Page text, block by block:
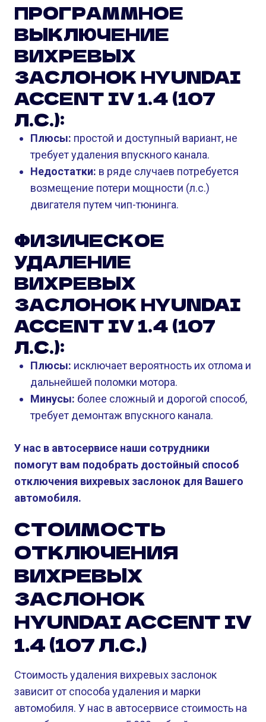
ПРОГРАММНОЕ
ВЫКЛЮЧЕНИЕ
ВИХРЕВЫХ
ЗАСЛОНОК HYUNDAI
ACCENT IV 1.4 (107
Л.С.):
Плюсы: простой и доступный вариант, не
требует удаления впускного канала.
Недостатки: в ряде случаев потребуется
возмещение потери мощности (л.с.)
двигателя путем чип-тюнинга.
ФИЗИЧЕСКОЕ
УДАЛЕНИЕ
ВИХРЕВЫХ
ЗАСЛОНОК HYUNDAI
ACCENT IV 1.4 (107
Л.С.):
Плюсы: исключает вероятность их отлома и
дальнейшей поломки мотора.
Минусы: более сложный и дорогой способ,
требует демонтаж впускного канала.
У нас в автосервисе наши сотрудники
помогут вам подобрать достойный способ
отключения вихревых заслонок для Вашего
автомобиля.
СТОИМОСТЬ
ОТКЛЮЧЕНИЯ
ВИХРЕВЫХ
ЗАСЛОНОК
HYUNDAI ACCENT IV
1.4 (107 Л.С.)
Стоимость удаления вихревых заслонок
зависит от способа удаления и марки
автомобиля. У нас в автосервисе стоимость на